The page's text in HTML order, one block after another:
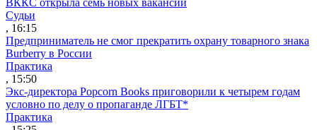
Судьи
, 16:15
Предприниматель не смог прекратить охрану товарного знака
Burberry в России
Практика
, 15:50
Экс-директора Popcorn Books приговорили к четырем годам
условно по делу о пропаганде ЛГБТ*
Практика